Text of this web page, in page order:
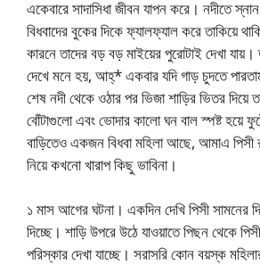
একেবারে সাদাসিধা জীবন যাপন করে। নদীতে
বিধবাদের বুকের দিকে ফ্যালফ্যাল করে তাকিয়ে
কারনে তাদের বড় বড় মাইয়ের পুরোটাই দেখা যায়।
দেখে মনে হয়, আহ্* একবার যদি গাড় চুদতে
শেষ নদী থেকে ওঠার পর ভিজা শাড়ির ভিতর দিয়ে
বোঁটাগুলো এবং ভোদার কালো ঘন বাল স্পষ্ট হয়ে
বাড়িতেও একজন বিধবা মহিলা আছে, আমাএ পিসী
নিয়ে কখনো খারাপ কিছু ভাবিনা।
১ মাস আগের ঘটনা। একদিন দেখি পিসী সামনের
দিচ্ছে। শাড়ি উপরে উঠে যাওয়াতে পিছন থেকে
পরিস্কার দেখা যাচ্ছে। সরাসরি কোন বয়স্ক